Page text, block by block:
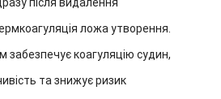
ложа утворення.
забезпечує коагуляцію судин,
та знижує ризик